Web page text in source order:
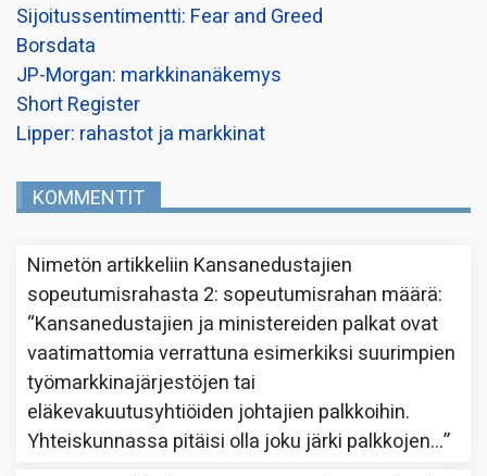
Sijoitussentimentti: Fear and Greed
Borsdata
JP-Morgan: markkinanäkemys
Short Register
Lipper: rahastot ja markkinat
KOMMENTIT
Nimetön artikkeliin Kansanedustajien
sopeutumisrahasta 2: sopeutumisrahan määrä:
“Kansanedustajien ja ministereiden palkat ovat
vaatimattomia verrattuna esimerkiksi suurimpien
työmarkkinajärjestöjen tai
eläkevakuutusyhtiöiden johtajien palkkoihin.
Yhteiskunnassa pitäisi olla joku järki palkkojen…”